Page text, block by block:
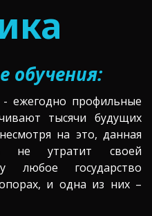
обучения:
- ежегодно профильные
тысячи будущих
на это, данная
не утратит своей
любое государство
и одна из них –